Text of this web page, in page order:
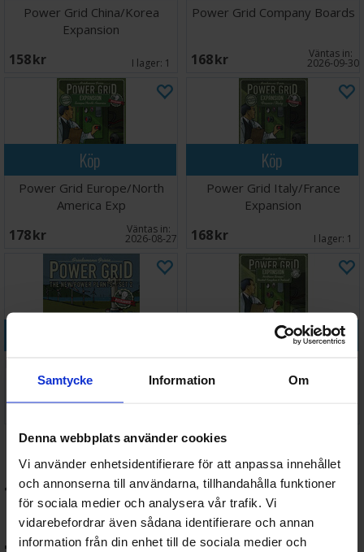
Samtycke Information Om
Denna webbplats använder cookies
Vi använder enhetsidentifierare för att anpassa innehållet
och annonserna till användarna, tillhandahålla funktioner
för sociala medier och analysera vår trafik. Vi
vidarebefordrar även sådana identifierare och annan
information från din enhet till de sociala medier och
Power Grid China/Korea
Expansion
158 SEK I lager: 1
Power Grid Company Boards
168 SEK Väntas in:
2026-09-30
Köp
Power Grid Europe/North
America Exp
178 SEK Väntas in:
2026-08-27
Köp
Power Grid Italy/France
Expansion
168 SEK I lager: 1
2 Exp
Köp
Expansion
Brädspel för hela
familjen – Strategi,
party och klassiker hos